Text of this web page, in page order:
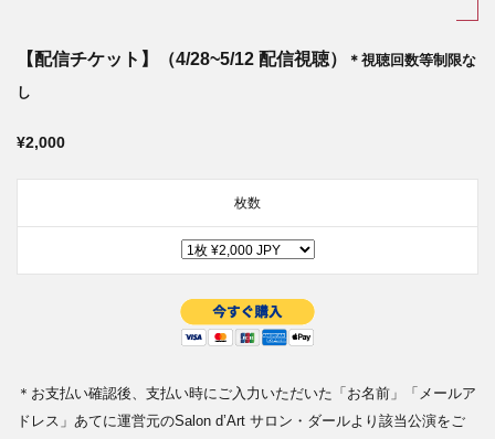
【配信チケット】（4/28~5/12 配信視聴）
＊視聴回数等制限な
し
¥2,000
枚数
＊お支払い確認後、支払い時にご入力いただいた「お名前」「メールア
ドレス」あてに運営元のSalon d’Art サロン・ダールより該当公演をご